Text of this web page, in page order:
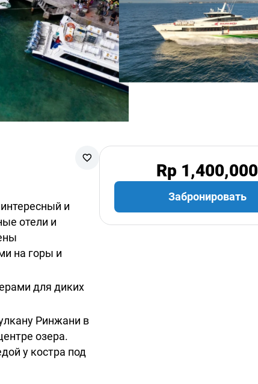
и
отели и
на горы и
для диких
Ринжани в
озера.
у костра под
Rp 1,400,000
Забронировать